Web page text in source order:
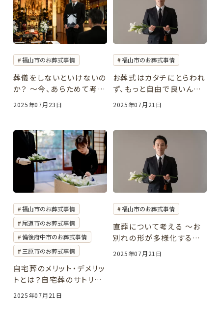
よくあるご質問
お役立ち情報
［24時間365日受付］
対応エリア：
福山・府中・尾道・三原・神石高原町・世羅
備後地方を中心に、周辺地域も対応可能です。
福山市のお葬式事情
葬儀をしないといけないの
か？ 〜今、あらためて考え
る「お葬式」の意味〜
2025年07月23日
福山市のお葬式事情
お葬式はカタチにとらわれ
ず、もっと自由で良いんで
す。［福山市のお葬式・家族
2025年07月21日
福山市のお葬式事情
尾道市のお葬式事情
備後府中市のお葬式事情
三原市のお葬式事情
自宅葬のメリット・デメリッ
トとは？自宅葬のサトリエ
［福山市・尾道市・三原市・
2025年07月21日
福山市のお葬式事情
直葬について考える 〜お
別れの形が多様化する時
代に〜
2025年07月21日